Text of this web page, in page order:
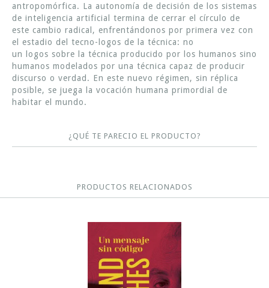
antropomórfica. La autonomía de decisión de los sistemas
de inteligencia artificial termina de cerrar el círculo de
este cambio radical, enfrentándonos por primera vez con
el estadio del tecno-logos de la técnica: no
un logos sobre la técnica producido por los humanos sino
humanos modelados por una técnica capaz de producir
discurso o verdad. En este nuevo régimen, sin réplica
posible, se juega la vocación humana primordial de
habitar el mundo.
¿QUÉ TE PARECIO EL PRODUCTO?
PRODUCTOS RELACIONADOS